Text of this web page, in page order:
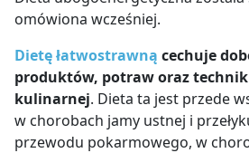
omówiona wcześniej.
Dietę łatwostrawną cechuje
produktów, potraw oraz
kulinarnej. Dieta ta jest przede
w chorobach jamy ustnej i
przewodu pokarmowego, w